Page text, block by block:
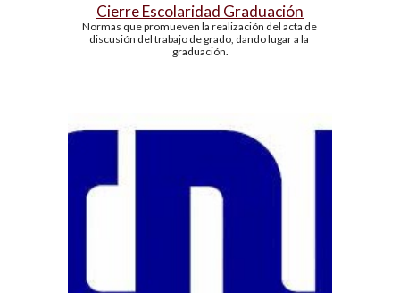
Cierre Escolaridad Graduación
Normas que promueven la realización del acta de
discusión del trabajo de grado, dando lugar a la
graduación.